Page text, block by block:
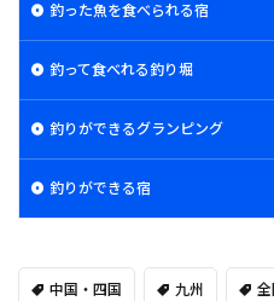
釣った魚を食べられる宿
釣って食べれる釣り堀
釣りができるグランピング
釣りができる宿
中国・四国 九州